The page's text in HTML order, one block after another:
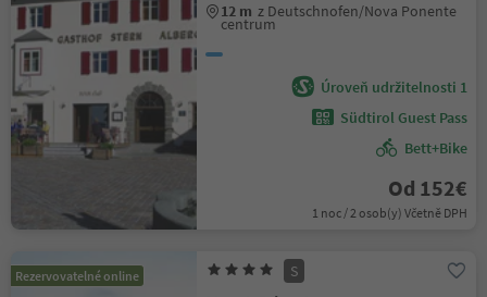
12 m z Deutschnofen/Nova Ponente
centrum
Úroveň udržitelnosti 1
Südtirol Guest Pass
Bett+Bike
Od 152€
1 noc / 2 osob(y) Včetně DPH
Rezervovatelné online S